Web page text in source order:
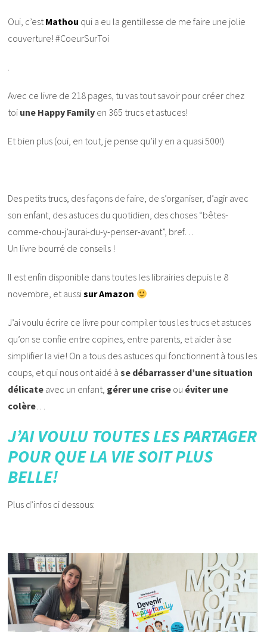
Oui, c’estMathou qui a eu la gentillesse de me faire une jolie
couverture! #CoeurSurToi
.
Avec ce livre de 218 pages, tu vas tout savoir pour créer chez
toi une Happy Family en 365 trucs et astuces!
Et bien plus (oui, en tout, je pense qu’il y en a quasi 500!)
Des petits trucs, des façons de faire, de s’organiser, d’agir avec
son enfant, des astuces du quotidien, des choses “bêtes-
comme-chou-j’aurai-du-y-penser-avant”, bref…
Un livre bourré de conseils !
Il est enfin disponible dans toutes les librairies depuis le 8
novembre, et aussisur Amazon
J’ai voulu écrire ce livre pour compiler tous les trucs et astuces
qu’on se confie entre copines, entre parents, et aider à se
simplifier la vie! On a tous des astuces qui fonctionnent à tous les
coups, et qui nous ont aidé àse débarrasser d’une situation
délicate avec un enfant, gérer une crise ou éviter une
colère…
J’AI VOULU TOUTES LES PARTAGER
POUR QUE LA VIE SOIT PLUS
BELLE!
Plus d’infos ci dessous: